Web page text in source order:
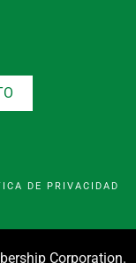
DE PRIVACIDAD
Corporation.